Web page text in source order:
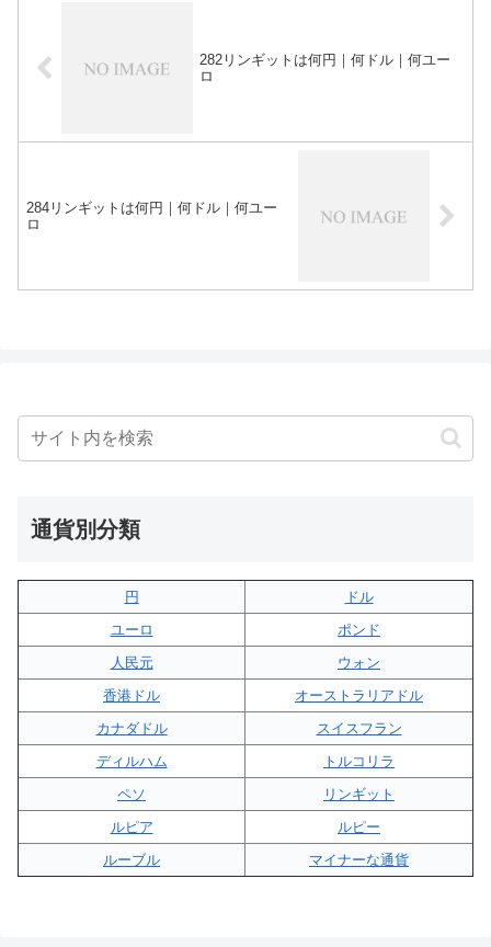
282リンギットは何円｜何ドル｜何ユー
ロ
284リンギットは何円｜何ドル｜何ユー
ロ
通貨別分類
円
ドル
ユーロ
ポンド
人民元
ウォン
香港ドル
オーストラリアドル
カナダドル
スイスフラン
ディルハム
トルコリラ
ペソ
リンギット
ルピア
ルピー
ルーブル
マイナーな通貨